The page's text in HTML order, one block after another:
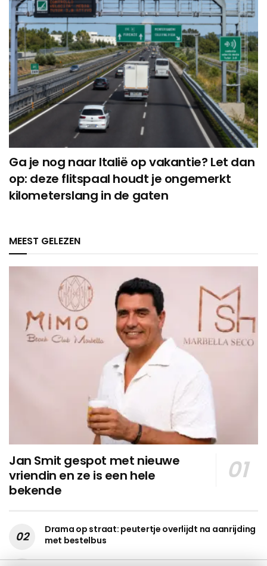
Ga je nog naar Italië op vakantie? Let dan
op: deze flitspaal houdt je ongemerkt
kilometerslang in de gaten
MEEST GELEZEN
Jan Smit gespot met nieuwe
vriendin en ze is een hele
bekende
Drama op straat: peutertje overlijdt na aanrijding
met bestelbus
Pijnlijke breuk voor realitykoppel: ‘“Ik houd de eer